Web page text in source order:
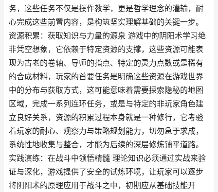
务，这些任务不仅是操作教学，更是哲学理念的灌输，耐
心完成这些前置内容，是构筑坚实理解基础的关键一步。
资源积累：获取知识与力量的源泉 游戏中的阴阳术学习绝
非凭空想象，它依赖于特定资源的支撑，这些资源可能表
现为古老的卷轴、导师的指点、特定的灵力点数或是稀有
的合成材料，玩家的首要任务是明确这些资源在游戏世界
中的分布与获取方式，这可能意味着需要探索隐秘的地图
区域，完成一系列连环任务，或是与特定的非玩家角色建
立良好关系，资源的积累过程本身就是一种修行，它考验
着玩家的耐心、观察力与策略规划能力，切勿急于求成，
系统性地收集与整合，才能为后续的深层修炼铺平道路。
实践演练：在战斗中领悟精髓 理论知识必须通过实战来验
证与深化，游戏提供了安全的试炼环境，让玩家可以逐步
将阴阳术的原理应用于战斗之中，初期应从基础技能开